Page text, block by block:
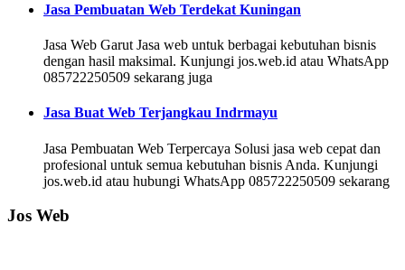
Jasa Pembuatan Web Terdekat Kuningan
Jasa Web Garut Jasa web untuk berbagai kebutuhan bisnis
dengan hasil maksimal. Kunjungi jos.web.id atau WhatsApp
085722250509 sekarang juga
Jasa Buat Web Terjangkau Indrmayu
Jasa Pembuatan Web Terpercaya Solusi jasa web cepat dan
profesional untuk semua kebutuhan bisnis Anda. Kunjungi
jos.web.id atau hubungi WhatsApp 085722250509 sekarang
Jos Web